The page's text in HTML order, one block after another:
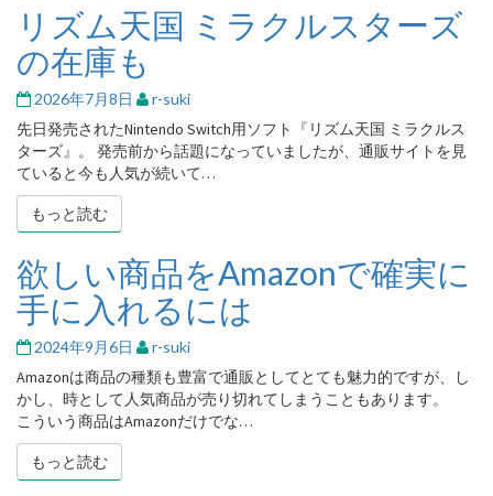
予
約
情
報
リ
ズ
ム
天
国
ミ
ラ
ク
ル
タ
ー
ズ
の
在
庫
も
リズム天国 ミラクルスターズ
の在庫も
2026年7月8日 r-suki
先日発売されたNintendo Switch用ソフト『リズム天国 ミラクルス
ターズ』。 発売前から話題になっていましたが、通販サイトを見
ていると今も人気が続いて…
もっと読むもっと読む
欲
し
い
商
品
を
Amazon
で
確
に
欲しい商品をAmazonで確実に
手に入れるには
2024年9月6日 r-suki
Amazonは商品の種類も豊富で通販としてとても魅力的ですが、し
かし、時として人気商品が売り切れてしまうこともあります。
こういう商品はAmazonだけでな…
もっと読むもっと読む